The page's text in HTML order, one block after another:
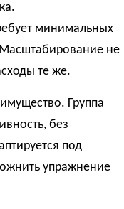
минимальных
не
те же.
Группа
без
под
упражнение